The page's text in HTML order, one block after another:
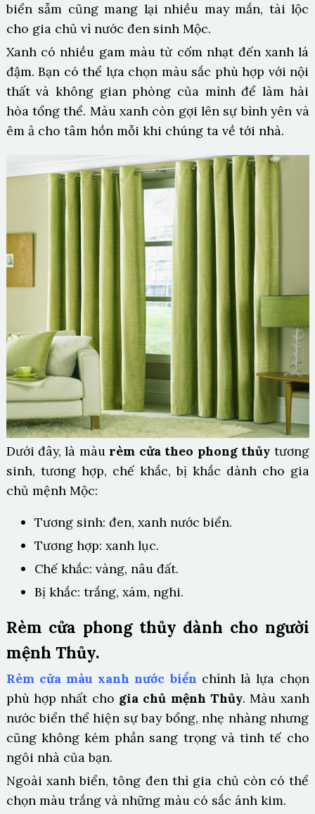
biển sẫm cũng mang lại nhiều may mắn, tài lộc
cho gia chủ vì nước đen sinh Mộc.
Xanh có nhiều gam màu từ cốm nhạt đến xanh lá
đậm. Bạn có thể lựa chọn màu sắc phù hợp với nội
thất và không gian phòng của mình để làm hài
hòa tổng thể. Màu xanh còn gợi lên sự bình yên và
êm ả cho tâm hồn mỗi khi chúng ta về tới nhà.
Dưới đây, là màu rèm cửa theo phong thủy tương
sinh, tương hợp, chế khắc, bị khắc dành cho gia
chủ mệnh Mộc:
Tương sinh: đen, xanh nước biển.
Tương hợp: xanh lục.
Chế khắc: vàng, nâu đất.
Bị khắc: trắng, xám, nghi.
Rèm cửa phong thủy dành cho người
mệnh Thủy.
Rèm cửa màu xanh nước biển chính là lựa chọn
phù hợp nhất cho gia chủ mệnh Thủy. Màu xanh
nước biển thể hiện sự bay bổng, nhẹ nhàng nhưng
cũng không kém phần sang trọng và tinh tế cho
ngôi nhà của bạn.
Ngoài xanh biển, tông đen thì gia chủ còn có thể
chọn màu trắng và những màu có sắc ánh kim.